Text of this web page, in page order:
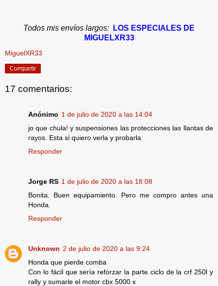
Todos mis envíos largos:
LOS ESPECIALES DE
MIGUELXR33
MiguelXR33
Compartir
17 comentarios:
Anónimo 1 de julio de 2020 a las 14:04
jo que chula! y suspensiones las protecciones las llantas de
rayos. Esta si quiero verla y probarla
Responder
Jorge RS 1 de julio de 2020 a las 18:08
Bonita. Buen equipamiento. Pero me compro antes una
Honda.
Responder
Unknown 2 de julio de 2020 a las 9:24
Honda que pierde comba
Con lo fácil que sería reforzar la parte ciclo de la crf 250l y
rally y sumarle el motor cbx 5000 x